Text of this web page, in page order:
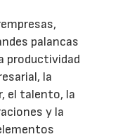
palancas
productividad
la
el talento, la
y la